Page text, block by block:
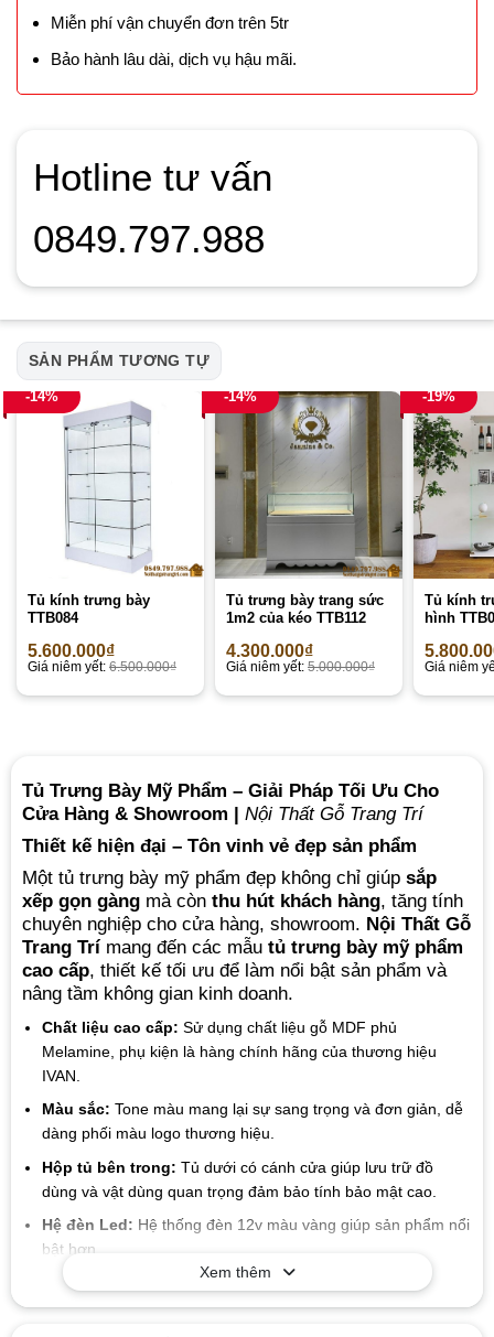
Miễn phí vận chuyển đơn trên 5tr
Bảo hành lâu dài, dịch vụ hậu mãi.
Hotline tư vấn
0849.797.988
SẢN PHẨM TƯƠNG TỰ
-14%
Tủ kính trưng bày
TTB084
5.600.000₫
Giá niêm yết: 6.500.000₫
-14%
Tủ trưng bày trang sức
1m2 của kéo TTB112
4.300.000₫
Giá niêm yết: 5.000.000₫
-19%
Tủ kính
hình
Giá niêm
Tủ Trưng Bày Mỹ Phẩm – Giải Pháp Tối Ưu Cho
Cửa Hàng & Showroom | Nội Thất Gỗ Trang Trí
Thiết kế hiện đại – Tôn vinh vẻ đẹp sản phẩm
Một tủ trưng bày mỹ phẩm đẹp không chỉ giúp sắp
xếp gọn gàngmà còn thu hút khách hàng, tăng tính
chuyên nghiệp cho cửa hàng, showroom. Nội Thất Gỗ
Trang Trímang đến các mẫu tủ trưng bày mỹ phẩm
cao cấp, thiết kế tối ưu để làm nổi bật sản phẩm và
nâng tầm không gian kinh doanh.
Chất liệu cao cấp: Sử dụng chất liệu gỗ MDF phủ
Melamine, phụ kiện là hàng chính hãng của thương hiệu
IVAN.
Màu sắc: Tone màu mang lại sự sang trọng và đơn giản, dễ
dàng phối màu logo thương hiệu.
Hộp tủ bên trong: Tủ dưới có cánh cửa giúp lưu trữ đồ
dùng và vật dùng quan trọng đảm bảo tính bảo mật cao.
Hệ đèn Led: Hệ thống đèn 12v màu vàng giúp sản phẩm nổi
bật hơn.
Mẫu mã đa dạng
: Xưởng chúng tôi sản xuất đa dạng các
kiểu mẫu để phù hợp với từng nhu cầu của quý khách.
Xem thêm